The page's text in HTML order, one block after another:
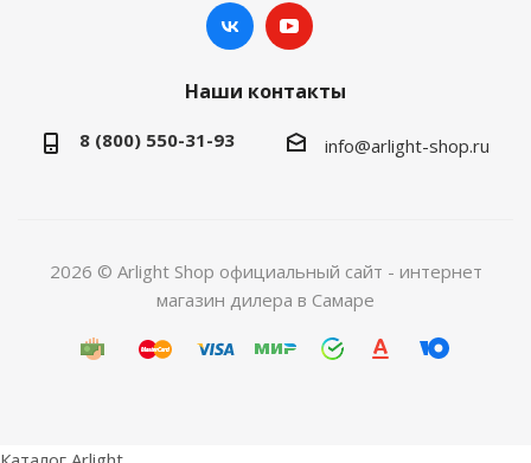
Наши контакты
8 (800) 550-31-93 info@arlight-shop.ru
2026 © Arlight Shop официальный сайт - интернет
магазин дилера в Самаре